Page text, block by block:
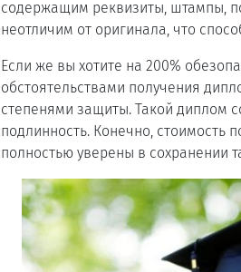
содержащим реквизиты, штампы,
неотличим от оригинала, что
Если же вы хотите на 200%
обстоятельствами получения
степенями защиты. Такой диплом
подлинность. Конечно, стоимость
полностью уверены в сохранении